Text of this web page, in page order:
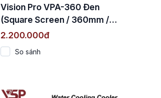
Vision Pro VPA-360 Đen
(Square Screen / 360mm /
Quạt 2000 RPM / TDP
280W)
2.200.000đ
So sánh